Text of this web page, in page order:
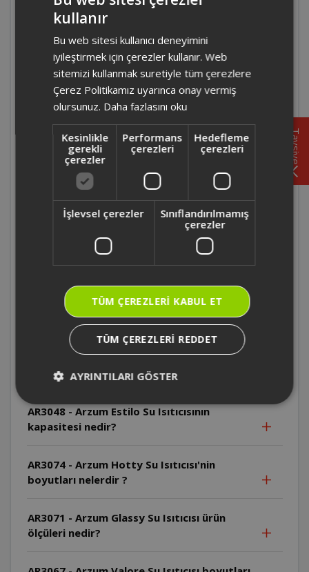
kireç lekeleri nasıl temizlenir?
AR3015-Arzum Bollente Gizli Rezistanslı Su
Isıtıcısı'nın kablo uzunluğu ne kadardır?
AR3015-Arzum Bollente Gizli Rezistanslı Su
Isıtıcısı'nın iç malzemesi çelik midir?
AR3048 - Arzum Estilo Su Isıtıcısının gövde
materyali nedir?
AR3048 - Arzum Estilo Su Isıtıcısının sussuz
AR3048 - Arzum Estilo Su Isıtıcısının filtresi
mevcut mudur?
bulunmaktadır.
AR3048 - Arzum Estilo Su Isıtıcısının
kapasitesi nedir?
AR3074 - Arzum Hotty Su Isıtıcısı'nin
boyutları nelerdir ?
AR3071 - Arzum Glassy Su Isıtıcısı ürün
ölçüleri nedir?
Tavsiye
kullanır
Bu web sitesi kullanıcı deneyimini
iyileştirmek için çerezler kullanır. Web
sitemizi kullanmak suretiyle tüm çerezlere
Çerez Politikamız uyarınca onay vermiş
olursunuz. Daha fazlasını oku
Kesinlikle
gerekli
çerezler
Performans
çerezleri
Hedefleme
çerezleri
İşlevsel çerezler
Sınıflandırılmamış
çerezler
TÜM ÇEREZLERI KABUL ET
TÜM ÇEREZLERI REDDET
AYRINTILARI GÖSTER